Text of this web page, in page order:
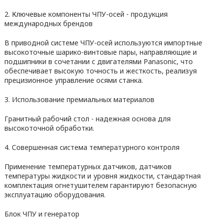
2. Ключевые компоненты ЧПУ-осей - продукция
международных брендов
В приводной системе ЧПУ-осей используются импортные
высокоточные шарико-винтовые пары, направляющие и
подшипники в сочетании с двигателями Panasonic, что
обеспечивает высокую точность и жесткость, реализуя
прецизионное управление осями станка.
3. Использование премиальных материалов
Гранитный рабочий стол - надежная основа для
высокоточной обработки.
4. Совершенная система температурного контроля
Применение температурных датчиков, датчиков
температуры жидкости и уровня жидкости, стандартная
комплектация огнетушителем гарантируют безопасную
эксплуатацию оборудования.
Блок ЧПУ и генератор